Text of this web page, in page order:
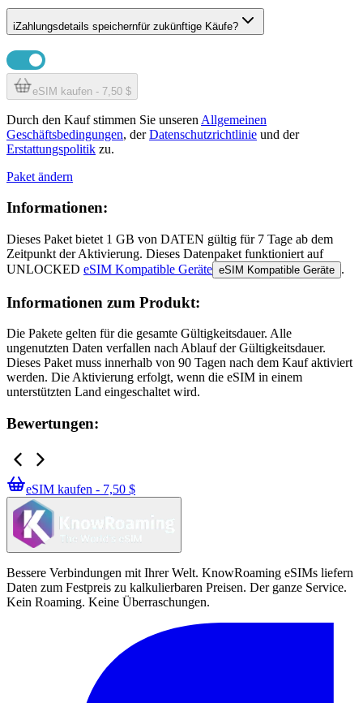
iZahlungsdetails speichernfür zukünftige Käufe?
eSIM kaufen - 7,50 $
Durch den Kauf stimmen Sie unseren Allgemeinen
Geschäftsbedingungen, derDatenschutzrichtlinie und der
Erstattungspolitik zu.
Paket ändern
Informationen:
Dieses Paket bietet 1 GB von DATEN gültig für 7 Tage ab dem
Zeitpunkt der Aktivierung. Dieses Datenpaket funktioniert auf
UNLOCKED eSIM Kompatible Geräte eSIM Kompatible Geräte .
Informationen zum Produkt:
Die Pakete gelten für die gesamte Gültigkeitsdauer. Alle
ungenutzten Daten verfallen nach Ablauf der Gültigkeitsdauer.
Dieses Paket muss innerhalb von 90 Tagen nach dem Kauf aktiviert
werden. Die Aktivierung erfolgt, wenn die eSIM in einem
unterstützten Land eingeschaltet wird.
Bewertungen:
eSIM kaufen - 7,50 $
Bessere Verbindungen mit Ihrer Welt. KnowRoaming eSIMs liefern
Daten zum Festpreis zu kalkulierbaren Preisen. Der ganze Service.
Kein Roaming. Keine Überraschungen.